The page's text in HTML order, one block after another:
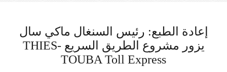
إعادة الطبع: رئيس السنغال ماكي سال
يزور مشروع الطريق السريع THIES-
TOUBA Toll Express